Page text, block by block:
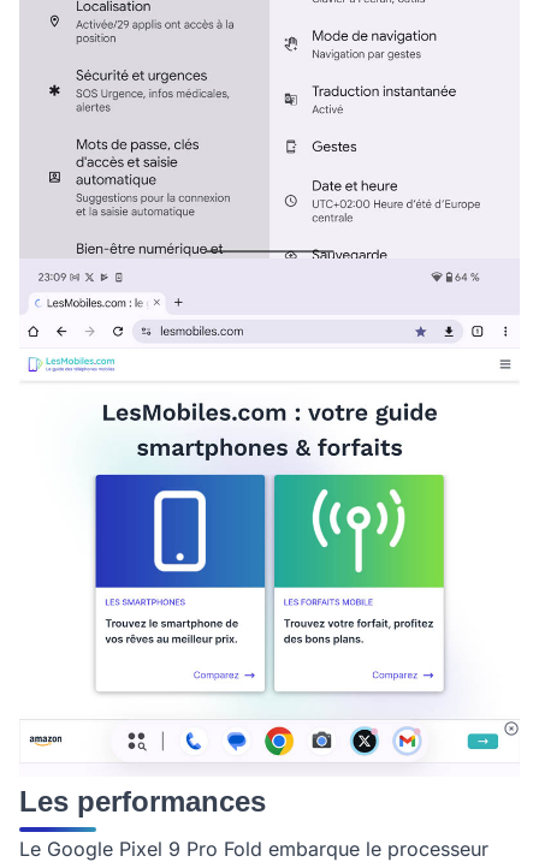
Les performances
Le Google Pixel 9 Pro Fold embarque le processeur